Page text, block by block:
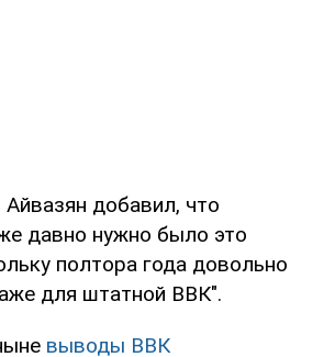
добавил, что
давно нужно было это
полтора года довольно
для штатной ВВК".
выводы ВВК